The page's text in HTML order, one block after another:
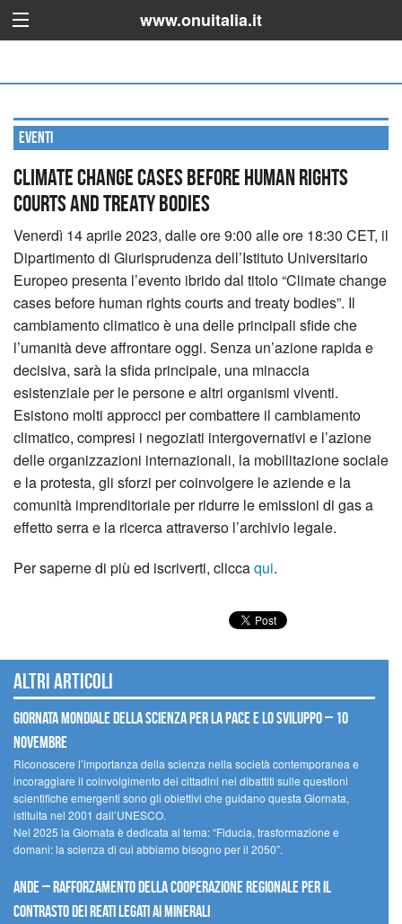
www.onuitalia.it
Eventi
Climate change cases before human rights
courts and treaty bodies
Venerdì 14 aprile 2023, dalle ore 9:00 alle ore 18:30 CET, il
Dipartimento di Giurisprudenza dell’Istituto Universitario
Europeo presenta l’evento ibrido dal titolo “Climate change
cases before human rights courts and treaty bodies”. Il
cambiamento climatico è una delle principali sfide che
l’umanità deve affrontare oggi. Senza un’azione rapida e
decisiva, sarà la sfida principale, una minaccia
esistenziale per le persone e altri organismi viventi.
Esistono molti approcci per combattere il cambiamento
climatico, compresi i negoziati intergovernativi e l’azione
delle organizzazioni internazionali, la mobilitazione sociale
e la protesta, gli sforzi per coinvolgere le aziende e la
comunità imprenditoriale per ridurre le emissioni di gas a
effetto serra e la ricerca attraverso l’archivio legale.
Per saperne di più ed iscriverti, cliccaqui.
Altri articoli
Giornata mondiale della scienza per la pace e lo sviluppo – 10
novembre
Riconoscere l’importanza della scienza nella società contemporanea e
incoraggiare il coinvolgimento dei cittadini nei dibattiti sulle questioni
scientifiche emergenti sono gli obiettivi che guidano questa Giornata,
istituita nel 2001 dall’UNESCO.
Nel 2025 la Giornata è dedicata al tema: “Fiducia, trasformazione e
domani: la scienza di cui abbiamo bisogno per il 2050”.
Ande – Rafforzamento della cooperazione regionale per il
contrasto dei reati legati ai minerali